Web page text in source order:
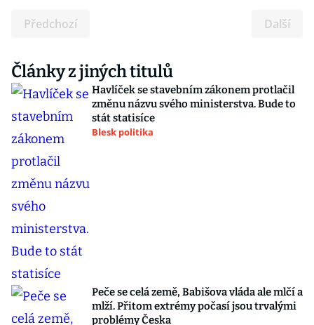
Předchozí Další
Články z jiných titulů
Havlíček se stavebním zákonem protlačil
změnu názvu svého ministerstva. Bude to
stát statisíce
Blesk politika
Peče se celá země, Babišova vláda ale mlčí a
mlží. Přitom extrémy počasí jsou trvalými
problémy Česka